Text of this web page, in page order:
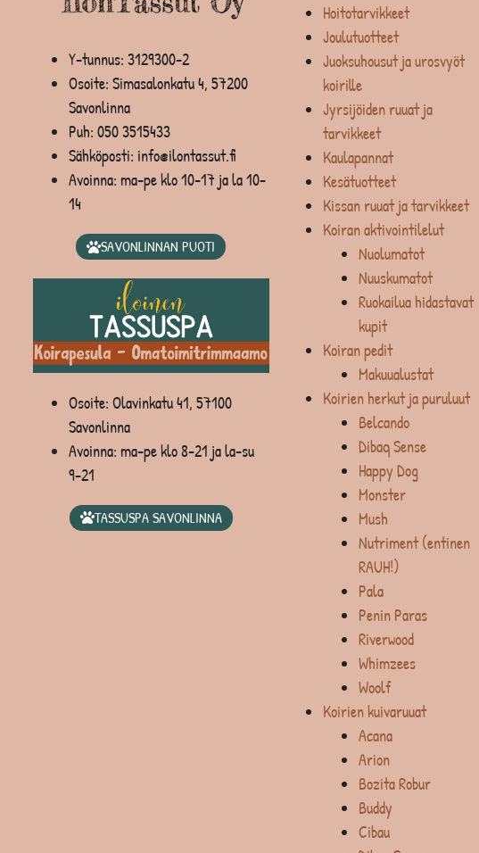
Y-tunnus: 3129300-2
Osoite: Simasalonkatu 4, 57200
Savonlinna
Puh: 050 3515433
Sähköposti: info@ilontassut.fi
Avoinna: ma-pe klo 10-17 ja la 10-
14
SAVONLINNAN PUOTI
Osoite: Olavinkatu 41, 57100
Savonlinna
Avoinna: ma-pe klo 8-21 ja la-su
9-21
TASSUSPA SAVONLINNA
Hoitotarvikkeet
Joulutuotteet
Juoksuhousut ja urosvyöt
koirille
Jyrsijöiden ruuat ja
tarvikkeet
Kaulapannat
Kesätuotteet
Kissan ruuat ja tarvikkeet
Koiran aktivointilelut
Nuolumatot
Nuuskumatot
Ruokailua hidastavat
kupit
Koiran pedit
Makuualustat
Koirien herkut ja puruluut
Belcando
Dibaq Sense
Happy Dog
Monster
Mush
Nutriment (entinen
RAUH!)
Pala
Penin Paras
Riverwood
Whimzees
Woolf
Koirien kuivaruuat
Acana
Arion
Bozita Robur
Buddy
Cibau